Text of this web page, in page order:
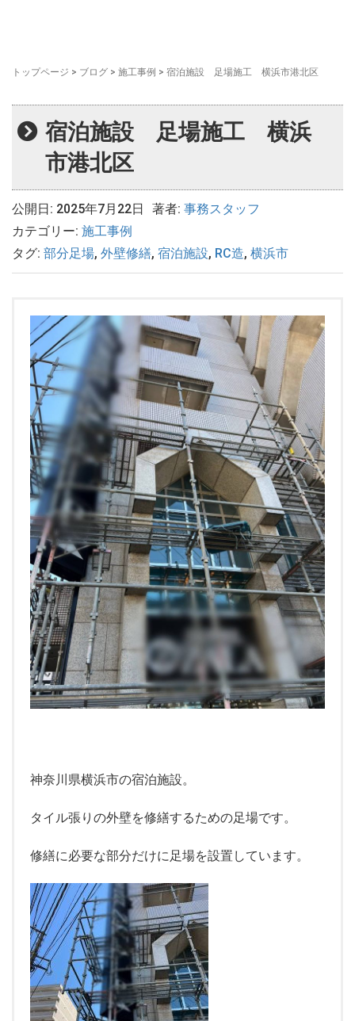
トップページ > ブログ > 施工事例 > 宿泊施設 足場施工 横浜市港北区
宿泊施設 足場施工 横浜
市港北区
公開日: 2025年7月22日 著者: 事務スタッフ
カテゴリー: 施工事例
タグ: 部分足場, 外壁修繕, 宿泊施設, RC造, 横浜市
神奈川県横浜市の宿泊施設。
タイル張りの外壁を修繕するための足場です。
修繕に必要な部分だけに足場を設置しています。